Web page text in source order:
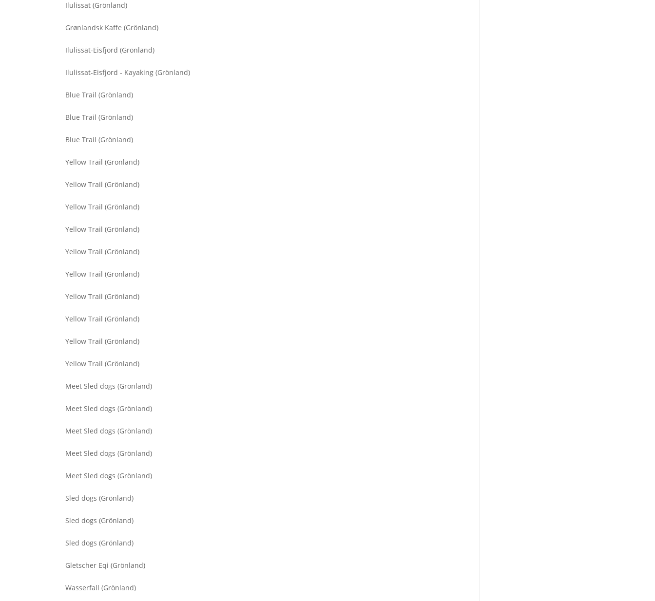
Ilulissat (Grönland)
Grønlandsk Kaffe (Grönland)
Ilulissat-Eisfjord (Grönland)
Ilulissat-Eisfjord - Kayaking (Grönland)
Blue Trail (Grönland)
Blue Trail (Grönland)
Blue Trail (Grönland)
Yellow Trail (Grönland)
Yellow Trail (Grönland)
Yellow Trail (Grönland)
Yellow Trail (Grönland)
Yellow Trail (Grönland)
Yellow Trail (Grönland)
Yellow Trail (Grönland)
Yellow Trail (Grönland)
Yellow Trail (Grönland)
Yellow Trail (Grönland)
Meet Sled dogs (Grönland)
Meet Sled dogs (Grönland)
Meet Sled dogs (Grönland)
Meet Sled dogs (Grönland)
Meet Sled dogs (Grönland)
Sled dogs (Grönland)
Sled dogs (Grönland)
Sled dogs (Grönland)
Gletscher Eqi (Grönland)
Wasserfall (Grönland)